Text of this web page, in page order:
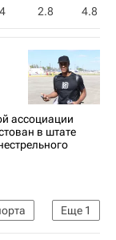
2.8 4.8
ассоциации
в штате
Еще 1